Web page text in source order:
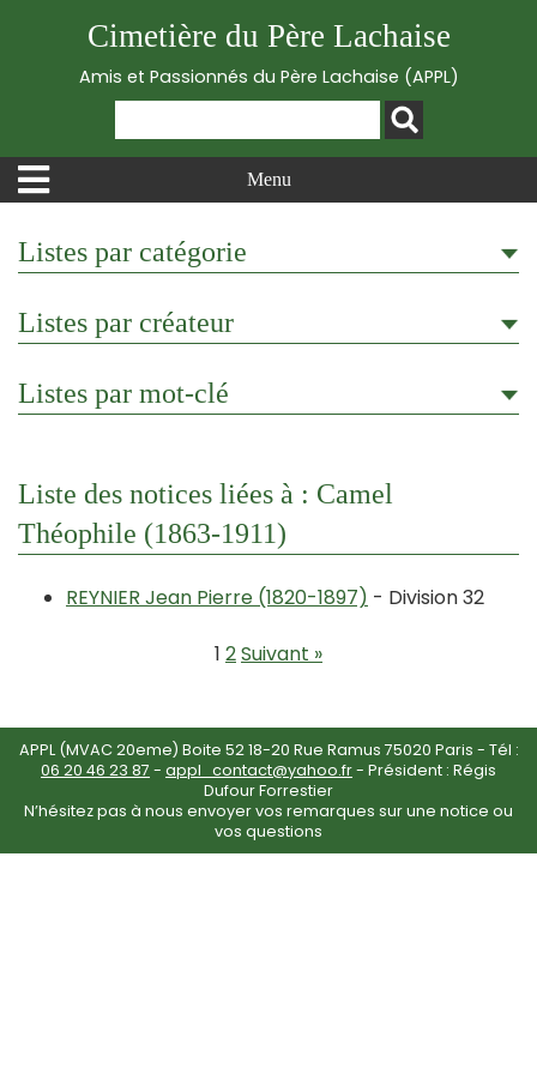
Cimetière du Père Lachaise
Amis et Passionnés du Père Lachaise (APPL)
Menu
Listes par catégorie
Listes par créateur
Listes par mot-clé
Liste des notices liées à : Camel
Théophile (1863-1911)
REYNIER Jean Pierre (1820-1897) - Division 32
1 2Suivant »
APPL (MVAC 20eme) Boite 52 18-20 Rue Ramus 75020 Paris - Tél :
06 20 46 23 87 - appl_contact@yahoo.fr- Président : Régis
Dufour Forrestier
N’hésitez pas à nous envoyer vos remarques sur une notice ou
vos questions